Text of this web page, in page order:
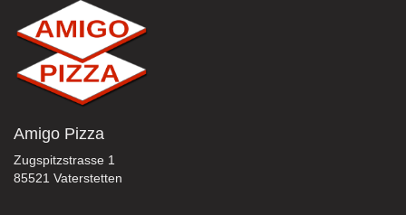
Amigo Pizza
Zugspitzstrasse 1
85521 Vaterstetten